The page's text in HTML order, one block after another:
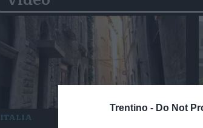
Trentino - Do Not
ITALIA